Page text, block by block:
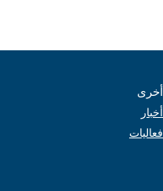
أخرى
أخبار
فعاليات